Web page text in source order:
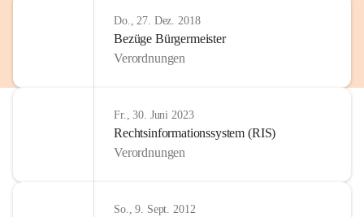
Do., 27. Dez. 2018
Bezüge Bürgermeister
Verordnungen
Fr., 30. Juni 2023
Rechtsinformationssystem (RIS)
Verordnungen
So., 9. Sept. 2012